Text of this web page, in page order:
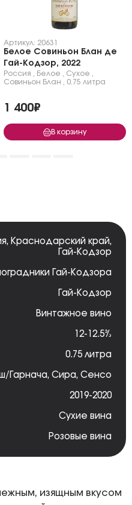
Артикул: 20631
Белое Совиньон Блан де
Гай-Кодзор, 2022
Россия Белое Сухое
Совиньон Блан
0.75 литра
1 400₽
В корзину
, Краснодарский край,
Гай-Кодзор
Гай-Кодзора
Гай-Кодзор
Винтажное вино
12-12.5%
0.75 литра
Гарнача, Сира, Сенсо
2019-2020
Сухие вина
Розовые вина
изящным вкусом